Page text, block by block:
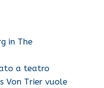
in The
a teatro
Von Trier vuole